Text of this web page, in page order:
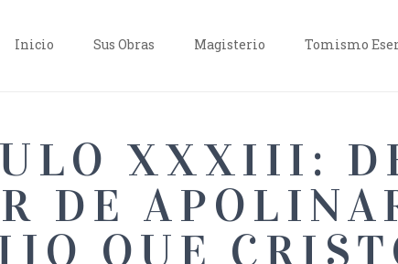
Inicio Sus Obras Magisterio Tomismo
XXXIII:
DE
QUE